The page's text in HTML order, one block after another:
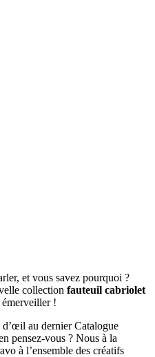
et vous savez pourquoi ?
collection fauteuil cabriolet
!
au dernier Catalogue
pensez-vous ? Nous à la
à l’ensemble des créatifs